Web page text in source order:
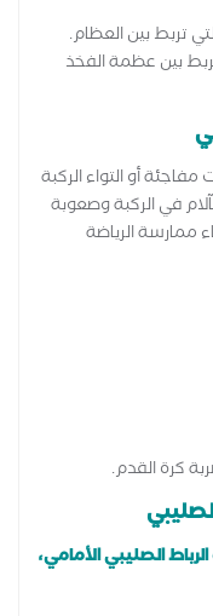
تربط بين العظام.
بين عظمة الفخذ
أو التواء الركبة
في الركبة وصعوبة
ممارسة الرياضة
كرة القدم.
الصليبي الأمامي،